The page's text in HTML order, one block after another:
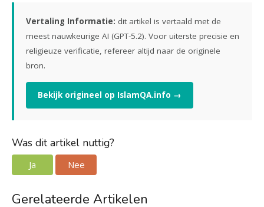
Vertaling Informatie: dit artikel is vertaald met de
meest nauwkeurige AI (GPT-5.2). Voor uiterste precisie en
religieuze verificatie, refereer altijd naar de originele
bron.
Bekijk origineel op IslamQA.info →
Was dit artikel nuttig?
Ja Nee
Gerelateerde Artikelen